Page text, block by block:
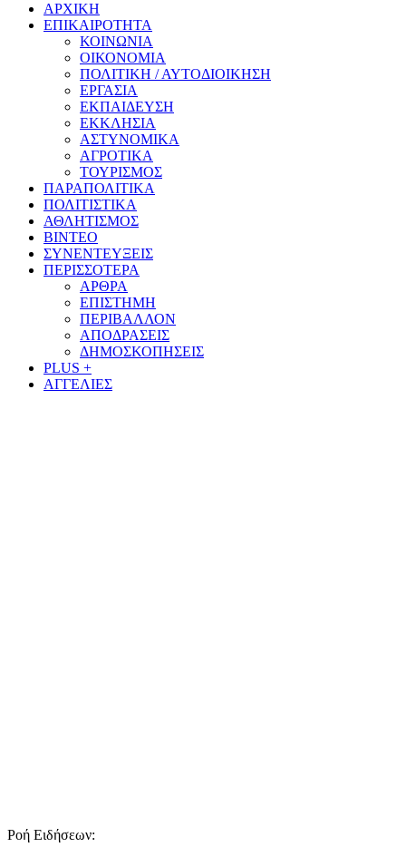
ΑΡΧΙΚΗ
ΕΠΙΚΑΙΡΟΤΗΤΑ
ΚΟΙΝΩΝΙΑ
ΟΙΚΟΝΟΜΙΑ
ΠΟΛΙΤΙΚΗ / ΑΥΤΟΔΙΟΙΚΗΣΗ
ΕΡΓΑΣΙΑ
ΕΚΠΑΙΔΕΥΣΗ
ΕΚΚΛΗΣΙΑ
ΑΣΤΥΝΟΜΙΚΑ
ΑΓΡΟΤΙΚΑ
ΤΟΥΡΙΣΜΟΣ
ΠΑΡΑΠΟΛΙΤΙΚΑ
ΠΟΛΙΤΙΣΤΙΚΑ
ΑΘΛΗΤΙΣΜΟΣ
ΒΙΝΤΕΟ
ΣΥΝΕΝΤΕΥΞΕΙΣ
ΠΕΡΙΣΣΟΤΕΡΑ
ΑΡΘΡΑ
ΕΠΙΣΤΗΜΗ
ΠΕΡΙΒΑΛΛΟΝ
ΑΠΟΔΡΑΣΕΙΣ
ΔΗΜΟΣΚΟΠΗΣΕΙΣ
PLUS +
ΑΓΓΕΛΙΕΣ
Ροή Ειδήσεων: